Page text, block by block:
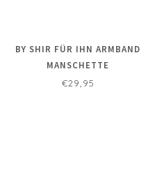
BY SHIR FÜR IHN ARMBAND
MANSCHETTE
€29,95